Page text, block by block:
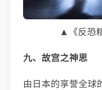
▲《反恐
九、故宫之神思
由日本的享誉全球